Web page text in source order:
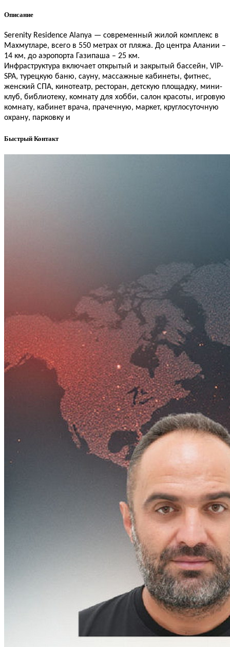
Описание
Serenity Residence Alanya — современный жилой комплекс в
Махмутларе, всего в 550 метрах от пляжа. До центра Алании –
14 км, до аэропорта Газипаша – 25 км.
Инфраструктура включает открытый и закрытый бассейн, VIP-
SPA, турецкую баню, сауну, массажные кабинеты, фитнес,
женский СПА, кинотеатр, ресторан, детскую площадку, мини-
клуб, библиотеку, комнату для хобби, салон красоты, игровую
комнату, кабинет врача, прачечную, маркет, круглосуточную
охрану, парковку и
Быстрый Контакт